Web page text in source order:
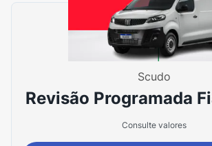
Scudo
Revisão Programada
Consulte valores